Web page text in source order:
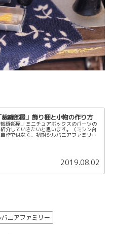
縫部屋」飾り棚と小物の作り方
縫部屋」ミニチュアボックスのパーツの
介していきたいと思います。（ミシン台
作ではなく、初期シルバニアファミリー
2019.08.02
バニアファミリー